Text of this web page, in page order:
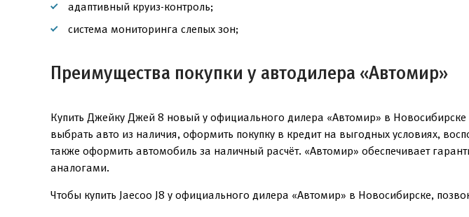
адаптивный круиз-контроль;
система мониторинга слепых зон;
Преимущества покупки у автодилера «Автомир»
Купить Джейку Джей 8 новый у официального дилера «Автомир» в
выбрать авто из наличия, оформить покупку в кредит на выгодных условиях,
также оформить автомобиль за наличный расчёт. «Автомир» обеспечивает
аналогами.
Чтобы купить Jaecoo J8 у официального дилера «Автомир» в Новосибирске,